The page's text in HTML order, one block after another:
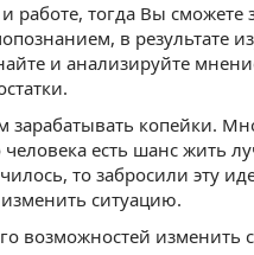
работе, тогда Вы сможете
в результате
и анализируйте
зарабатывать копейки.
есть шанс жить
то забросили эту
ситуацию.
возможностей изменить